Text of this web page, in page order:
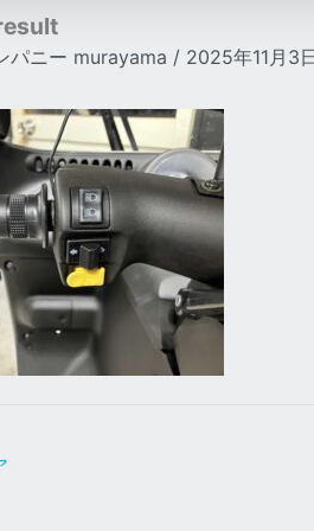
パニー murayama / 2025年11月3